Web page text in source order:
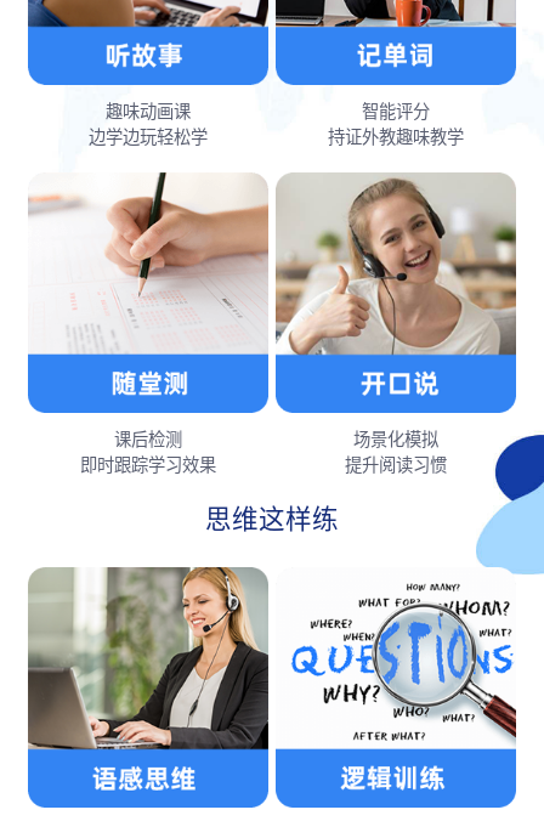
趣味动画课
边学边玩轻松学
智能评分
持证外教趣味教学
课后检测
即时跟踪学习效果
场景化模拟
提升阅读习惯
思维这样练